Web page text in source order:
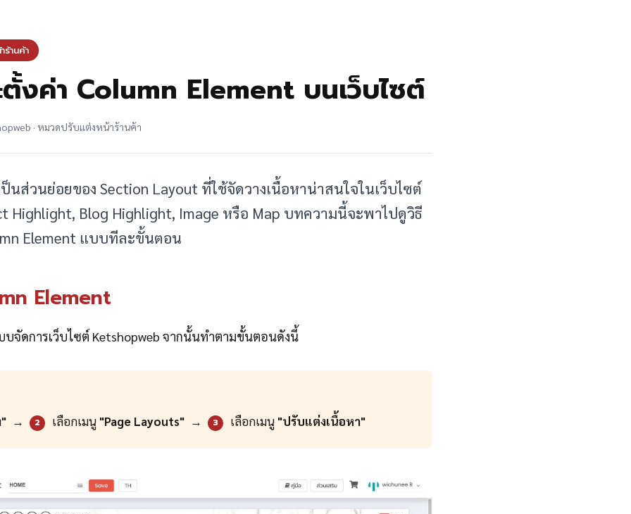
านค้า
งค่า Column Element บนเว็บไซต์
· หมวดปรับแต่งหน้าร้านค้า
นส่วนย่อยของ Section Layout ที่ใช้จัดวางเนื้อหาน่าสนใจในเว็บไซต์
Highlight, Blog Highlight, Image หรือ Map บทความนี้จะพาไปดูวิธี
Element แบบทีละขั้นตอน
Element
บจัดการเว็บไซต์ Ketshopweb จากนั้นทำตามขั้นตอนดังนี้
→ 2 เลือกเมนู "Page Layouts" → 3 เลือกเมนู "ปรับแต่งเนื้อหา"